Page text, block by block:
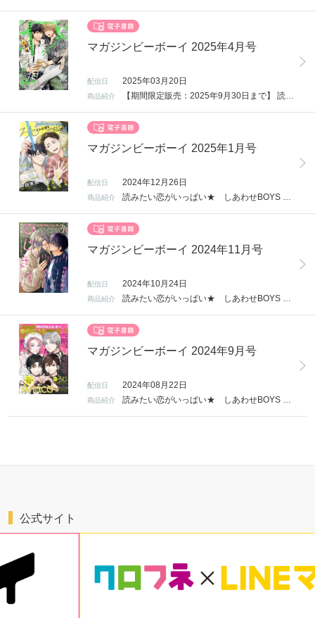
マガジンビーボーイ 2025年4月号
配信日 2025年03月20日
商品紹介 【期間限定販売：2025年9月30日まで】 読みたい恋がいっぱい★ しあわせBOYS LOVEマガジン「MAGAZINE BE×BOY」 【掲載作品】 「ケーキ・ドッグ・カラメリゼ」おげれつたなか 欠けてる2人によるアンチ王道ラブコメ。第一章はホスト編！ 「神様なんか信じない僕らのエデン」一ノ瀬ゆま 大ヒット★オメガバース創世記、連載再開!! 「コスメティック・プレイラバー」楢島さち コスメカウンターにW王子コンビが帰って来た！ 「Kiss me crying」Arinco 大人気！韓×日BLアイドルシリーズ、新章開幕！ 「天使も知らない恋」モケ太郎 「お前にいっちゃん惚れとんねん！」萌恵子 「春の氷」中込いくさ 「特級αの愛したΩ」神波アユミ 「できれば愛をつづりたい」ろじ 「たんぽぽちゃんはSubかもしれない」うにもし 「サイレントノイズ」いちかわ壱 「絶体絶命エグゼクティブ」不治ノマンシン 「Dance of the SUN」CTK 「パラレル・ファーストラブ」依乃しじま 「本導先輩は甘えられたい」茂こつ 「おあずけ番長は惚れさせたい」芥河和真 「夜よ、ぼくらに魔法をかけて」水川六月 ◆表紙 おげれつたなか ※本書は、紙版刊行物を電子書籍化したもの（デジタル版）であり、掲載されている情報は紙版出版時点のものです。なおデジタル版は一部紙版と異なる仕様がございます。
マガジンビーボーイ 2025年1月号
配信日 2024年12月26日
商品紹介 読みたい恋がいっぱい★ しあわせBOYS LOVEマガジン「MAGAZINE BE×BOY」 【掲載作品】 「できれば愛をつづりたい」ろじ 眠らせたい攻×眠れない受、二度目の添い寝!? 「先輩、ナカみせて」沖田有帆 大人気VTuber BL、新章スタート！ 「40までにしたい10のこと」マミタ 【部下×上司】ルール4つでお付き合い続行中！ 「嫌いでいさせて 朝永先生と柳木先生」ひじき あさやな発情期編、クライマックス！ 「伝説のヤリチンVS鉄壁の尻穴」ととふみ 「アクマと契約 ～彼の不器用な愛し方～」ハル 「完璧彼氏は様子がおかしい」なつだ大正解 「王子さまの抱きまくら」ハシモトミツ 「こんなの漫画に載ってない！」くら毛 「お姫さまコンプレックス」川野暁子 「きみの音ふたつ、落ちてきて」灰野ネム 「凸凹×コミュニケーション」芽沢めい 「お前にいっちゃん惚れとんねん！」萌恵子 「セフレ、やっぱなしで！」紅 「緑の風に君をひらく」青井 秋 「灰羽戦線」稲荷家房之介 「溺愛が止まらない寡黙な後輩による開発計略」猫野まりこ 「食べちゃだめなのにおいしいです」山田2丁目 「もう一度推したら破滅するっ！」羽毛 「少女マンガなら叶わない恋」ほわこ 「好きピ過激派リアコ勢！ ヤンデレBLアンソロジー」CRPN/宇良たまじ/りちゃ ◆表紙 ろじ ※本書は、紙版刊行物を電子書籍化したもの（デジタル版）であり、掲載されている情報は紙版出版時点のものです。なおデジタル版は一部紙版と異なる仕様がございます。 ※6ヶ月の期間限定配信です。書店によって配信終了日が異なります。
マガジンビーボーイ 2024年11月号
配信日 2024年10月24日
商品紹介 読みたい恋がいっぱい★ しあわせBOYS LOVEマガジン「MAGAZINE BE×BOY」 【掲載作品】 「嫌いでいさせて 朝永先生と柳木先生」ひじき お互いを想うあまりにすれ違い…先生たちの恋、前途多難です。 「40までにしたい10のこと」マミタ お付き合いは一見順調だけど…部下×上司リーマンラブ！ 「恋の続きは愛がいい」あまきいお マガビー初登場！ 子連れ同居ラブ、連載スタート！ 「火花」中村明日美子 私、元彼、元彼の彼……3人のめぐり逢い【社会人編】 「溺愛が止まらない寡黙な後輩による開発計略」猫野まりこ 「泡沫の声を聴いて」炬太郎 「王子さまの抱きまくら」ハシモトミツ 「できれば愛をつづりたい」ろじ 「お姫さまコンプレックス」川野暁子 「お前にいっちゃん惚れとんねん！」萌恵子 「凸凹×コミュニケーション」芽沢めい 「社長は秘書に××したい」篁アンナ 「きみの音ふたつ、落ちてきて」灰野ネム 「いつか、夢で会いましょう。」川唯東子 「もう一度推したら破滅するっ！」羽毛 「バブらせて、もっと」千野 ち 「緑の風に君をひらく」青井 秋 「食べちゃだめなのにおいしいです」山田2丁目 「アイツの大本命」田中鈴木 ◆表紙 ひじき ※本書は、紙版刊行物を電子書籍化したもの（デジタル版）であり、掲載されている情報は紙版出版時点のものです。なおデジタル版は一部紙版と異なる仕様がございます。 ※6ヶ月の期間限定配信です。書店によって配信終了日が異なります。
マガジンビーボーイ 2024年9月号
配信日 2024年08月22日
商品紹介 読みたい恋がいっぱい★ しあわせBOYS LOVEマガジン「MAGAZINE BE×BOY」 【掲載作品】 「Kiss me crying」Arinco 明かされる、JがSoSを抜けた真相―― 「ユアマイマンネ」Arinco イェジュンのこれまでとは違う態度に月翔は揺れて!? 「コスメティック・プレイラバー」楢島さち NY編フィナーレ！ ドラマ化特集も大ボリュームでお届け 「できれば愛をつづりたい」ろじ “眠らせたい攻×眠れない受”添い寝から始まる恋、連載開始！ 「溺愛が止まらない寡黙な後輩による開発計略」猫野まりこ しごでき先輩を慕う後輩、実は着々と恋愛計画は進んで？ 「灰羽戦線」稲荷家房之介 「アイツの大本命」田中鈴木 「食べちゃだめなのにおいしいです」山田2丁目 「ねこねこダーリン」楢崎壮太 「お前にいっちゃん惚れとんねん！」萌恵子 「緑の風に君をひらく」青井 秋 「この夜を暴いて」春野なぎ 「嫌いでいさせて 朝永先生と柳木先生」ひじき 「きみの音ふたつ、落ちてきて」灰野ネム 「凸凹×コミュニケーション」芽沢めい 「社長は秘書に××したい」篁アンナ 「これから俺は、後輩に抱かれます」佳門サエコ 「お姫さまコンプレックス」川野暁子 「フォール イン ピンスポット」斎田千洋 ◆表紙 Arinco ※本書は、紙版刊行物を電子書籍化したもの（デジタル版）であり、掲載されている情報は紙版出版時点のものです。なおデジタル版は一部紙版と異なる仕様がございます。 ※6ヶ月の期間限定配信です。書店によって配信終了日が異なります。
公式サイト